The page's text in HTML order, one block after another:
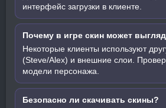
интерфейс загрузки в клиенте.
Почему в игре скин может
Некоторые клиенты используют
(Steve/Alex) и внешние слои.
модели персонажа.
Безопасно ли скачивать скины?